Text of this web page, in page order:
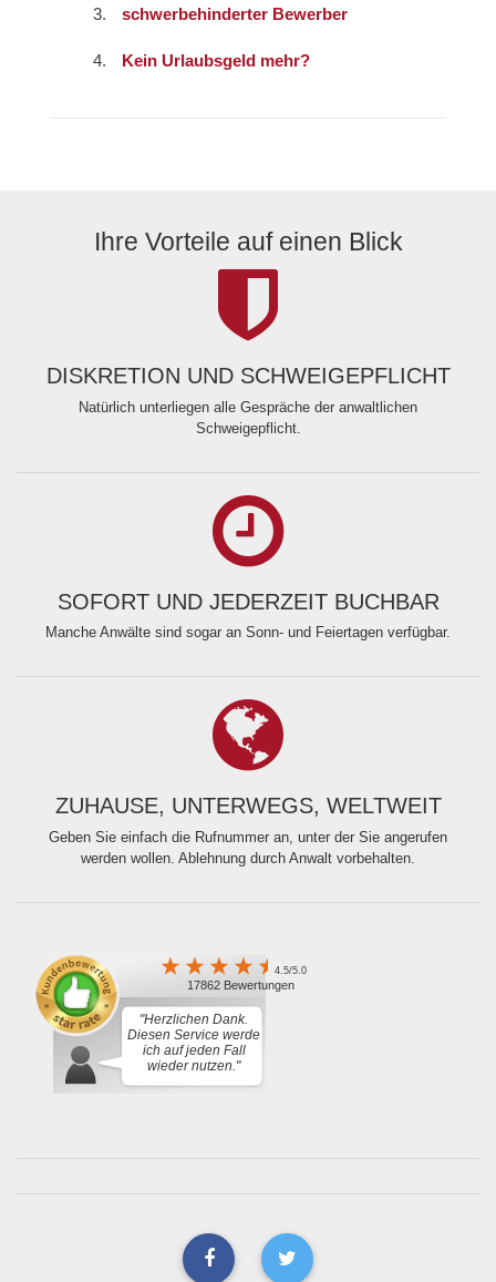
schwerbehinderter Bewerber
Kein Urlaubsgeld mehr?
Ihre Vorteile auf einen Blick
DISKRETION UND SCHWEIGEPFLICHT
Natürlich unterliegen alle Gespräche der anwaltlichen
Schweigepflicht.
SOFORT UND JEDERZEIT BUCHBAR
Manche Anwälte sind sogar an Sonn- und Feiertagen verfügbar.
ZUHAUSE, UNTERWEGS, WELTWEIT
Geben Sie einfach die Rufnummer an, unter der Sie angerufen
werden wollen. Ablehnung durch Anwalt vorbehalten.
4.5/5.0
17862 Bewertungen
"Herzlichen Dank.
Diesen Service werde
ich auf jeden Fall
wieder nutzen."